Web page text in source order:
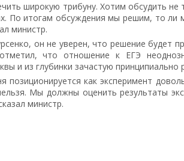
широкую трибуну. Хотим обсудить не
По итогам обсуждения мы решим, то
министр.
он не уверен, что решение будет
что отношение к ЕГЭ
и из глубинки зачастую принципиально
позиционируется как эксперимент
Мы должны оценить результаты
министр.